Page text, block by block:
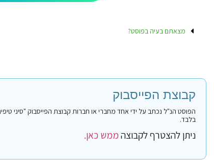
מצאתם בעיה בפוסט?
קבוצת הפייסבוק
בלבד.
ניתן להצטרף לקבוצהממש כאן.